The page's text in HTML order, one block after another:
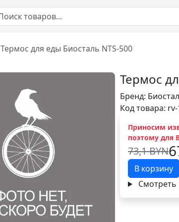
Термос для еды Биосталь NTS-500
Термос
Бренд:
Код товара:
Приносим
поэтому для
73,1 BYN
В корзину
Смотреть